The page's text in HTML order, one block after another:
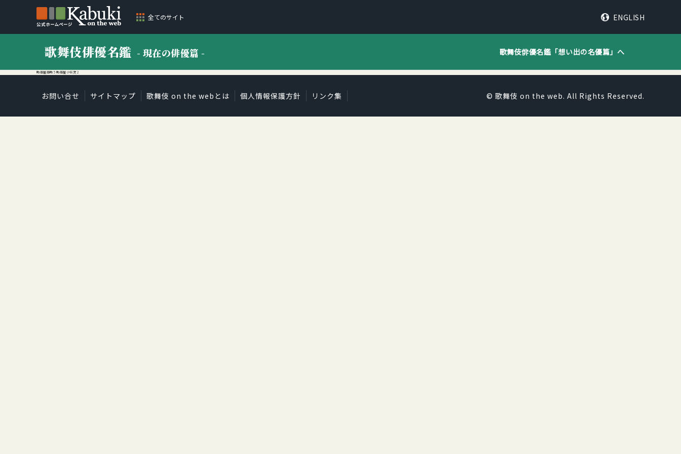
全てのサイト ENGLISH
歌舞伎俳優名鑑 - 現在の俳優篇 - 歌舞伎俳優名鑑「想い出の名優篇」へ
助高屋高助 5 助高屋小伝次 2
お問い合せ サイトマップ 歌舞伎 on the webとは 個人情報保護方針 リンク集 © 歌舞伎 on the web. All Rights Reserved.